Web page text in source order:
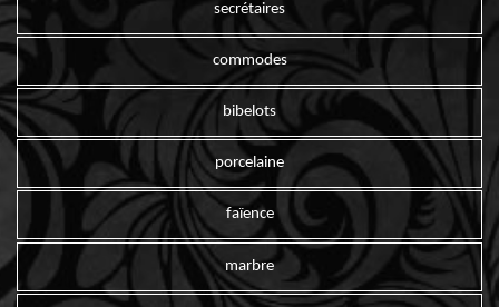
secrétaires
commodes
bibelots
porcelaine
faïence
marbre